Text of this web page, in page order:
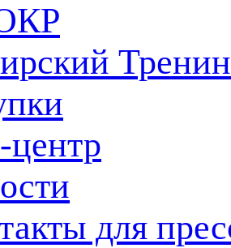
центр
для